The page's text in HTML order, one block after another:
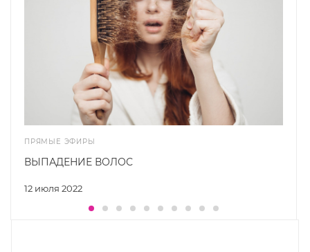
ПРЯМЫЕ ЭФИРЫ
12 июля 2022
ВЫПАДЕНИЕ ВОЛОС